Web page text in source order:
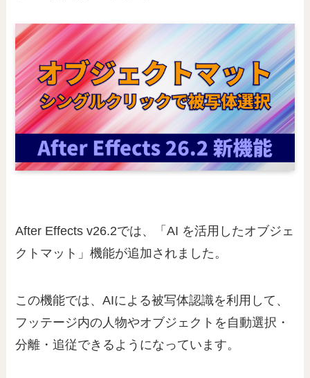
After Effects v26.2では、「AI を活用したオブジェ
クトマット」機能が追加されました。
この機能では、AIによる被写体認識を利用して、
フッテージ内の人物やオブジェクトを自動選択・
分離・追従できるようになっています。